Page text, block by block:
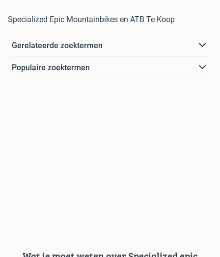
Specialized Epic Mountainbikes en ATB Te Koop
Gerelateerde zoektermen
Populaire zoektermen